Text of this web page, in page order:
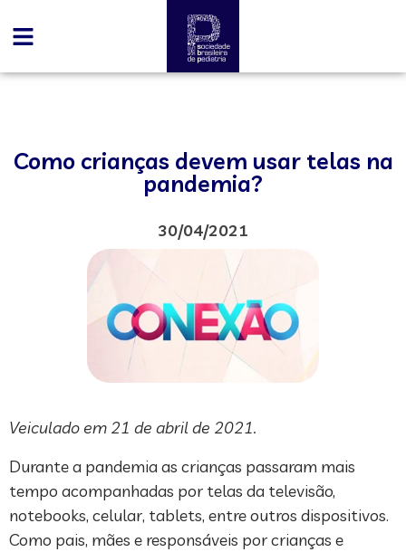
Como crianças devem usar telas na
pandemia?
30/04/2021
Veiculado em 21 de abril de 2021.
Durante a pandemia as crianças passaram mais
tempo acompanhadas por telas da televisão,
notebooks, celular, tablets, entre outros dispositivos.
Como pais, mães e responsáveis por crianças e